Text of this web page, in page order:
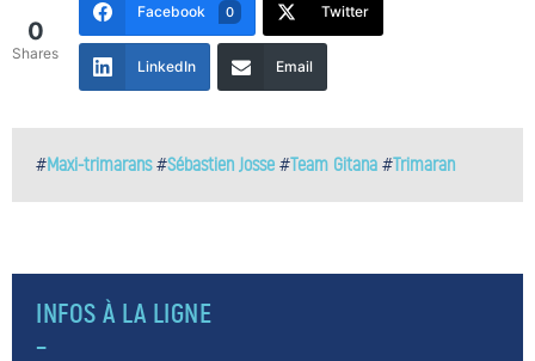
0
Shares
Facebook 0 Twitter
LinkedIn Email
#Maxi-trimarans#Sébastien Josse #Team Gitana #Trimaran
INFOS À LA LIGNE